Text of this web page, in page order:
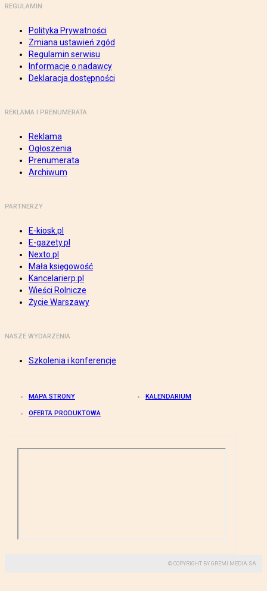
REGULAMIN
Polityka Prywatności
Zmiana ustawień zgód
Regulamin serwisu
Informacje o nadawcy
Deklaracja dostępności
REKLAMA I PRENUMERATA
Reklama
Ogłoszenia
Prenumerata
Archiwum
PARTNERZY
E-kiosk.pl
E-gazety.pl
Nexto.pl
Mała księgowość
Kancelarierp.pl
Wieści Rolnicze
Życie Warszawy
NASZE WYDARZENIA
Szkolenia i konferencje
MAPA STRONY KALENDARIUM
OFERTA PRODUKTOWA
© COPYRIGHT BY GREMI MEDIA SA